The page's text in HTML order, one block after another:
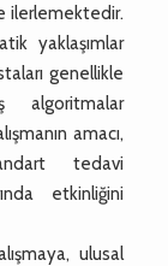
ilerlemektedir.
yaklaşımlar
genellikle
algoritmalar
amacı,
tedavi
etkinliğini
ulusal